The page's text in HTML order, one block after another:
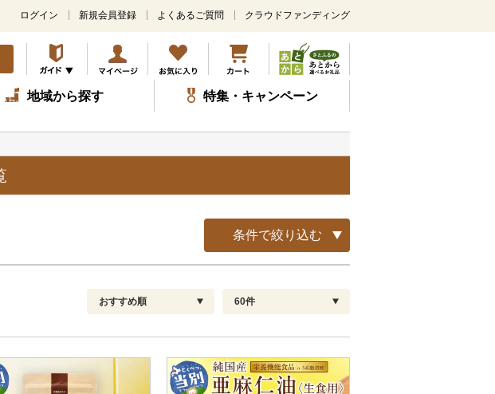
メ
ン
コ
ン
テ
ツ
ッ
ログイン 新規会員登録 よくあるご質問 クラウドファンディング
地域から探す 特集・キャンペーン
条件で絞り込む
解除
便
配送指定 解除
お届け日時指定可
お届け時間帯指定可
発送される月指定可
おすすめ順
新着順
60件
60
90